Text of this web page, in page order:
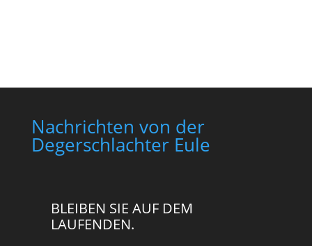
Nachrichten von der
Degerschlachter Eule
BLEIBEN SIE AUF DEM
LAUFENDEN.